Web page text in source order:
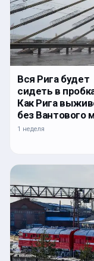
Вся Рига будет
сидеть в
Как Рига
без Вантового
1 неделя